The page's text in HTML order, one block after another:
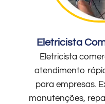
Eletricista
Eletricista
atendimento
para empresas.
manutenções,